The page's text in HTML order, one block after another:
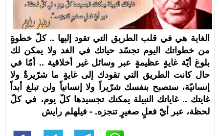
الغاية هي في قلب الطريق التي تقود إليها .. كلّ خطوةٍ
من خطواتك اليوم تجسّد حياتك في الغد ولا يمكن لك
بلوغ أيّة غايةٍ عظيمةٍ عبر وسائل غير أخلاقية .. أمّا في
حال كانت الطريق التي تقودك إلى غايةٍ ما شرّيرةٌ ولا
إنسانيّة، ستصبح بنفسك شرّيراً ولا إنسانياً ولن تبلغ أبداً
غايتك .. غاياتك النبيلة يمكنك تجسيدها كلّ يوم، في كلّ
لحظة، عبر أيّ فعلٍ صغيرٍ تنجزه. - فيلهلم رايش